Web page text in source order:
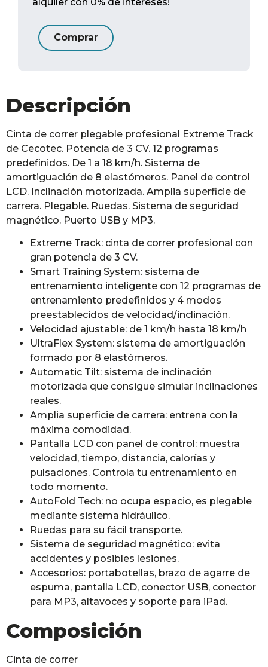
Comprar
Descripción
Cinta de correr plegable profesional Extreme Track
de Cecotec. Potencia de 3 CV. 12 programas
predefinidos. De 1 a 18 km/h. Sistema de
amortiguación de 8 elastómeros. Panel de control
LCD. Inclinación motorizada. Amplia superficie de
carrera. Plegable. Ruedas. Sistema de seguridad
magnético. Puerto USB y MP3.
Extreme Track: cinta de correr profesional con
gran potencia de 3 CV.
Smart Training System: sistema de
entrenamiento inteligente con 12 programas de
entrenamiento predefinidos y 4 modos
preestablecidos de velocidad/inclinación.
Velocidad ajustable: de 1 km/h hasta 18 km/h
UltraFlex System: sistema de amortiguación
formado por 8 elastómeros.
Automatic Tilt: sistema de inclinación
motorizada que consigue simular inclinaciones
reales.
Amplia superficie de carrera: entrena con la
máxima comodidad.
Pantalla LCD con panel de control: muestra
velocidad, tiempo, distancia, calorías y
pulsaciones. Controla tu entrenamiento en
todo momento.
AutoFold Tech: no ocupa espacio, es plegable
mediante sistema hidráulico.
Ruedas para su fácil transporte.
Sistema de seguridad magnético: evita
accidentes y posibles lesiones.
Accesorios: portabotellas, brazo de agarre de
espuma, pantalla LCD, conector USB, conector
para MP3, altavoces y soporte para iPad.
Composición
Cinta de correr